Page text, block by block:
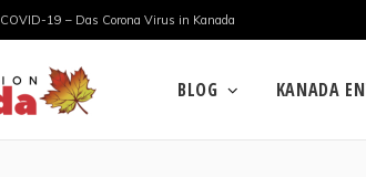
COVID-19 – Das Corona Virus in Kanada
BLOG KANADA